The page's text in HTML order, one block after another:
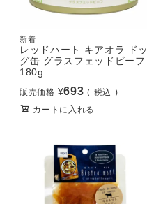
新着
レッドハート キアオラ ドッ
グ缶 グラスフェッドビーフ
180g
販売価格 ¥693
税込
カートに入れる